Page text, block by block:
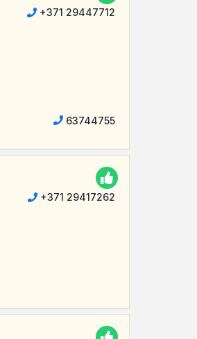
+371 29447712
63744755
+371 29417262